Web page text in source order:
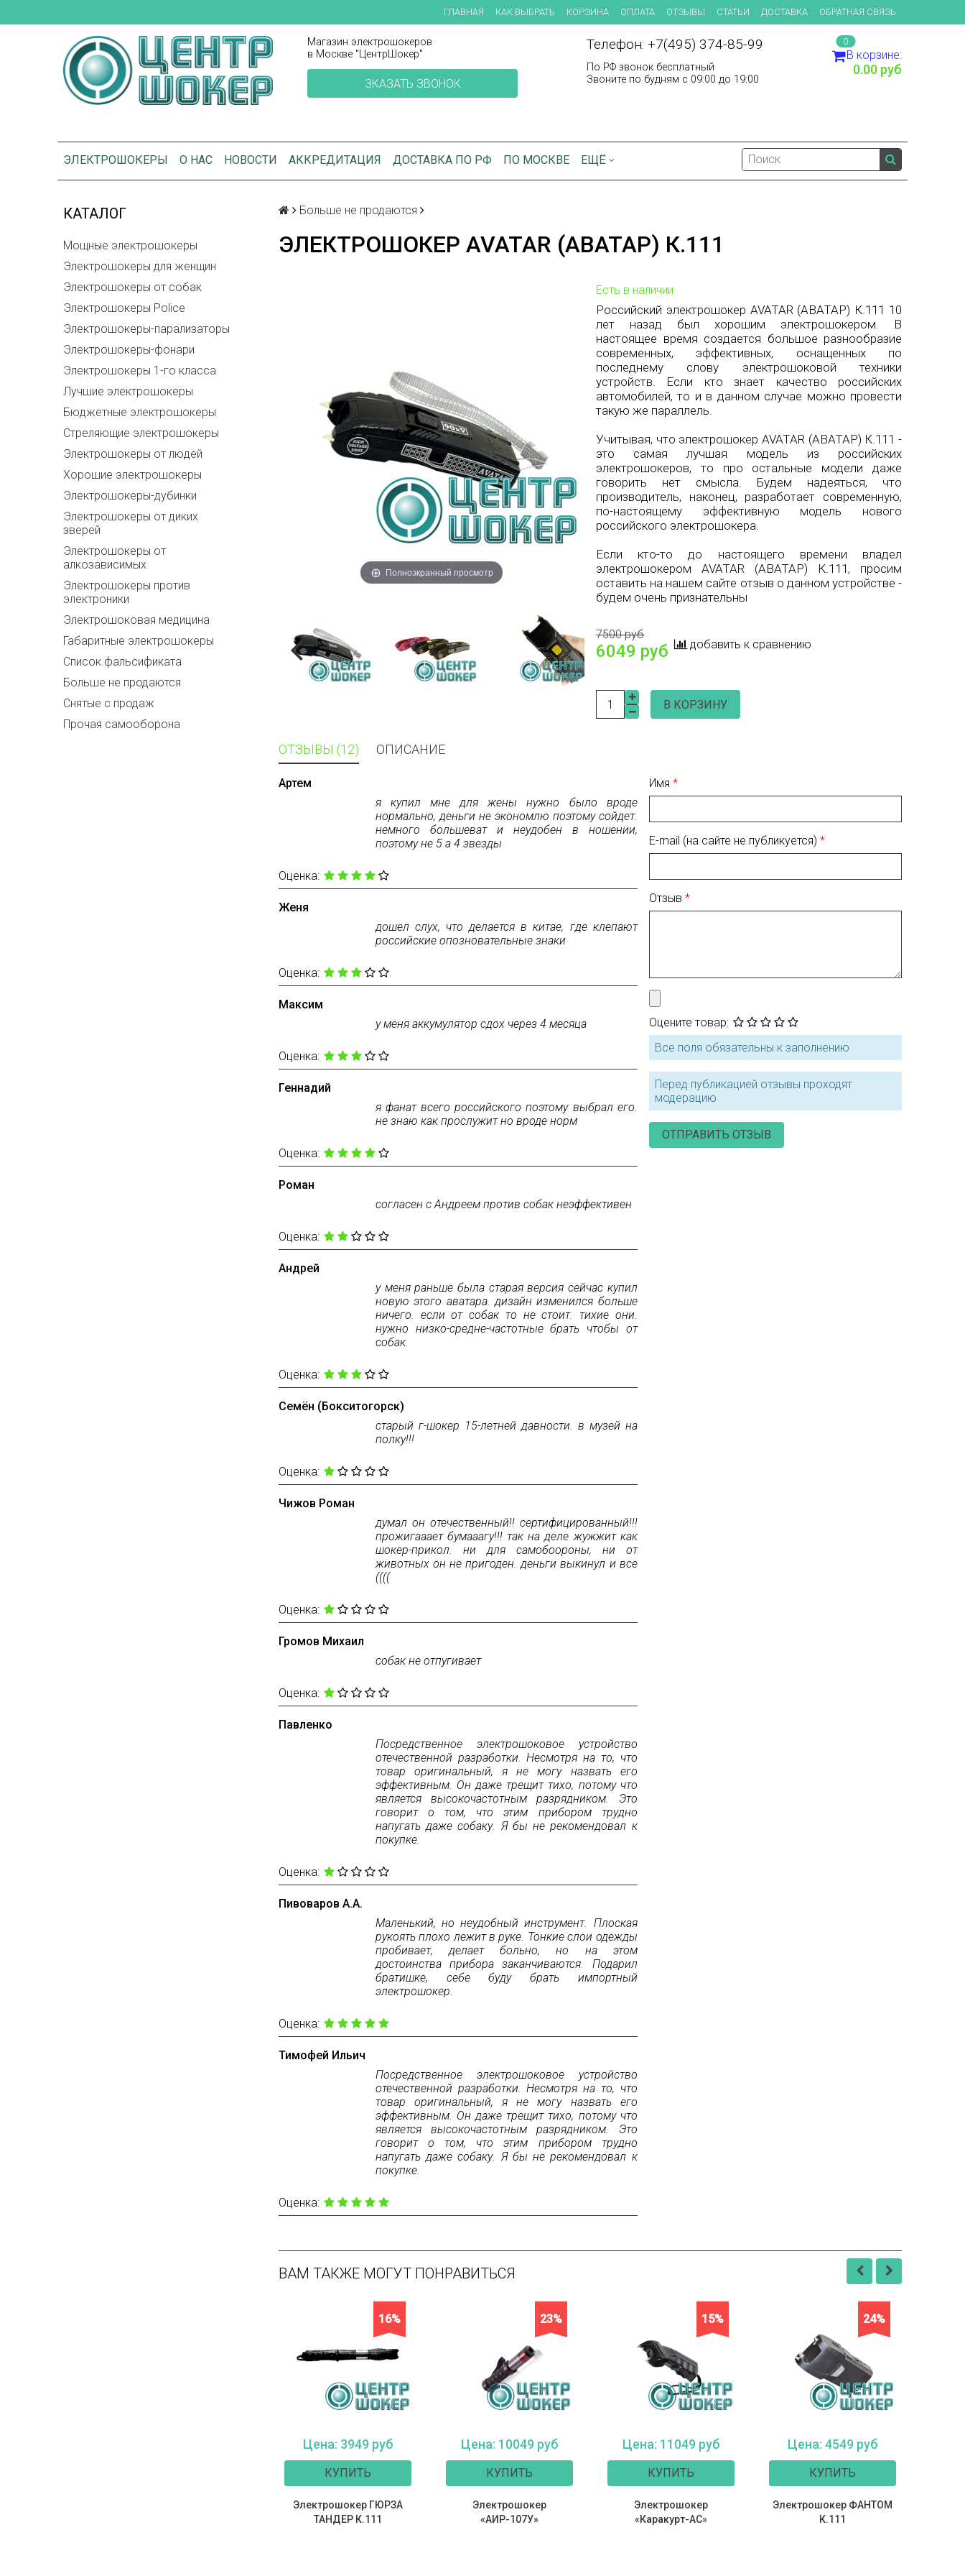
ГЛАВНАЯ КАК ВЫБРАТЬ КОРЗИНА ОПЛАТА ОТЗЫВЫ СТАТЬИ ДОСТАВКА ОБРАТНАЯ СВЯЗЬ
Магазин электрошокеров
в Москве "ЦентрШокер"
ЗКАЗАТЬ ЗВОНОК
Телефон: +7(495) 374-85-99
По РФ звонок бесплатный
Звоните по будням с 09:00 до 19:00
0
В корзине:
0.00 руб
ЭЛЕКТРОШОКЕРЫ О НАС НОВОСТИ АККРЕДИТАЦИЯ ДОСТАВКА ПО РФ ПО МОСКВЕ ЕЩЁ
КАТАЛОГ
Мощные электрошокеры
Электрошокеры для женщин
Электрошокеры от собак
Электрошокеры Police
Электрошокеры-парализаторы
Электрошокеры-фонари
Электрошокеры 1-го класса
Лучшие электрошокеры
Бюджетные электрошокеры
Стреляющие электрошокеры
Электрошокеры от людей
Хорошие электрошокеры
Электрошокеры-дубинки
Электрошокеры от диких
зверей
Электрошокеры от
алкозависимых
Электрошокеры против
электроники
Электрошоковая медицина
Габаритные электрошокеры
Список фальсификата
Больше не продаются
Снятые с продаж
Прочая самооборона
Больше не продаются
ЭЛЕКТРОШОКЕР AVATAR (АВАТАР) К.111
Полноэкранный просмотр
Есть в наличии
Российский электрошокер AVATAR (АВАТАР) К.111 10
лет назад был хорошим электрошокером. В
настоящее время создается большое разнообразие
современных, эффективных, оснащенных по
последнему слову электрошоковой техники
устройств. Если кто знает качество российских
автомобилей, то и в данном случае можно провести
такую же параллель.
Учитывая, что электрошокер AVATAR (АВАТАР) К.111 -
это самая лучшая модель из российских
электрошокеров, то про остальные модели даже
говорить нет смысла. Будем надеяться, что
производитель, наконец, разработает современную,
по-настоящему эффективную модель нового
российского электрошокера.
Если кто-то до настоящего времени владел
электрошокером AVATAR (АВАТАР) К.111, просим
оставить на нашем сайте отзыв о данном устройстве -
будем очень признательны
7500 руб
6049 руб добавить к сравнению
В КОРЗИНУ
ОТЗЫВЫ (12) ОПИСАНИЕ
Артем
я купил мне для жены нужно было вроде
нормально, деньги не экономлю поэтому сойдет.
немного большеват и неудобен в ношении,
поэтому не 5 а 4 звезды
Оценка:
Женя
дошел слух, что делается в китае, где клепают
российские опозновательные знаки
Оценка:
Максим
у меня аккумулятор сдох через 4 месяца
Оценка:
Геннадий
я фанат всего российского поэтому выбрал его.
не знаю как прослужит но вроде норм
Оценка:
Роман
согласен с Андреем против собак неэффективен
Оценка:
Андрей
у меня раньше была старая версия сейчас купил
новую этого аватара. дизайн изменился больше
ничего. если от собак то не стоит. тихие они.
нужно низко-средне-частотные брать чтобы от
собак.
Оценка:
Семён (Бокситогорск)
старый г-шокер 15-летней давности. в музей на
полку!!!
Оценка:
Чижов Роман
думал он отечественный!! сертифицированный!!!
прожигааает бумааагу!!! так на деле жужжит как
шокер-прикол. ни для самобоороны, ни от
животных он не пригоден. деньги выкинул и все
((((
Оценка:
Громов Михаил
собак не отпугивает
Оценка:
Павленко
Посредственное электрошоковое устройство
отечественной разработки. Несмотря на то, что
товар оригинальный, я не могу назвать его
эффективным. Он даже трещит тихо, потому что
является высокочастотным разрядником. Это
говорит о том, что этим прибором трудно
напугать даже собаку. Я бы не рекомендовал к
покупке.
Оценка:
Пивоваров А.А.
Маленький, но неудобный инструмент. Плоская
рукоять плохо лежит в руке. Тонкие слои одежды
пробивает, делает больно, но на этом
достоинства прибора заканчиваются. Подарил
братишке, себе буду брать импортный
электрошокер.
Оценка:
Тимофей Ильич
Посредственное электрошоковое устройство
отечественной разработки. Несмотря на то, что
товар оригинальный, я не могу назвать его
эффективным. Он даже трещит тихо, потому что
является высокочастотным разрядником. Это
говорит о том, что этим прибором трудно
напугать даже собаку. Я бы не рекомендовал к
покупке.
Оценка:
Имя
E-mail (на сайте не публикуется)
Отзыв
Оцените товар:
Все поля обязательны к заполнению
Перед публикацией отзывы проходят
модерацию
ВАМ ТАКЖЕ МОГУТ ПОНРАВИТЬСЯ
16%
Цена: 3949 руб
КУПИТЬ
Электрошокер ГЮРЗА
ТАНДЕР К.111
23%
Цена: 10049 руб
КУПИТЬ
Электрошокер
«АИР-107У»
15%
Цена: 11049 руб
КУПИТЬ
Электрошокер
«Каракурт-АС»
24%
Цена: 4549 руб
КУПИТЬ
Электрошокер ФАНТОМ
К.111